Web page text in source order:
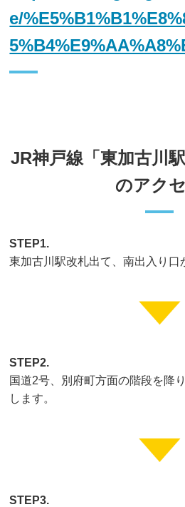
e/
JR神戸線「東加古川
のアク
STEP1.
東加古川駅改札出て、南出入り口
STEP2.
国道2号、別府町方面の階段を降
します。
STEP3.